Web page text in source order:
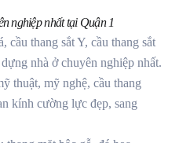
nghiệp nhất tại Quận 1
cầu thang sắt Y, cầu thang sắt
nhà ở chuyên nghiệp nhất.
thuật, mỹ nghệ, cầu thang
kính cường lực đẹp, sang